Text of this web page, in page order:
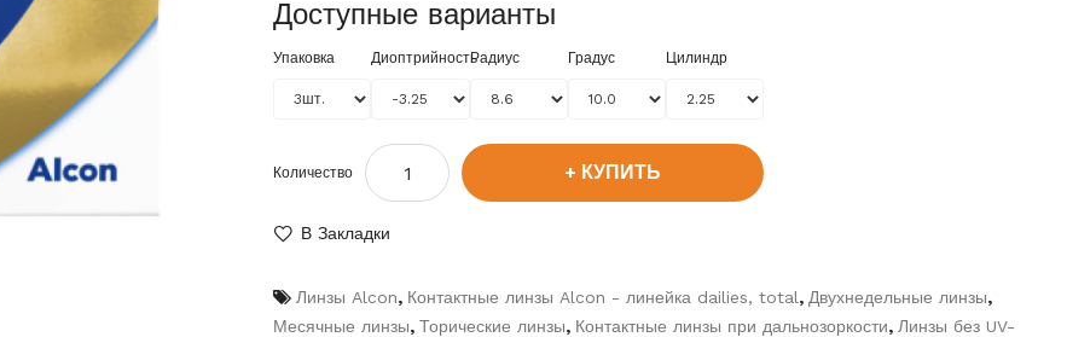
Доступные варианты
Упаковка ДиоптрийностьРадиус Градус Цилиндр
Количество КУПИТЬ
В Закладки
Линзы Alcon, Контактные линзы Alcon - линейка dailies, total, Двухнедельные линзы,
Месячные линзы, Торические линзы, Контактные линзы при дальнозоркости, Линзы без UV-